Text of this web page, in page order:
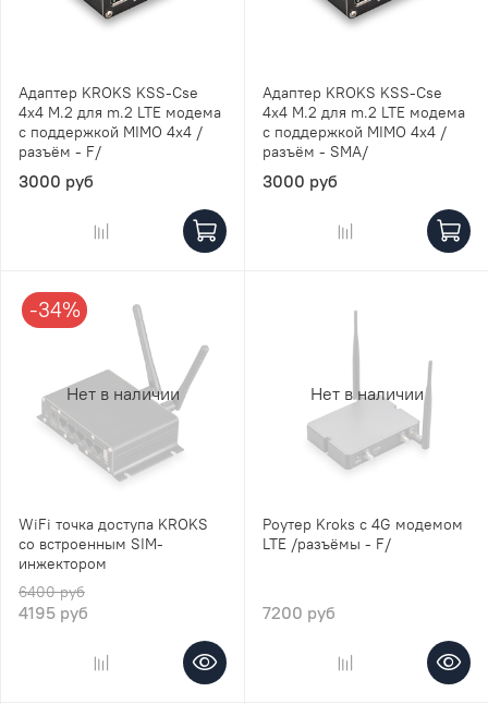
Адаптер KROKS KSS-Cse
4x4 M.2 для m.2 LTE модема
с поддержкой MIMO 4x4 /
разъём - F/
3000 руб
Адаптер KROKS KSS-Cse
4x4 M.2 для m.2 LTE модема
с поддержкой MIMO 4x4 /
разъём - SMA/
3000 руб
Нет в наличии
-34%
WiFi точка доступа KROKS
со встроенным SIM-
инжектором
6400 руб
4195 руб
Нет в наличии
Роутер Kroks с 4G модемом
LTE /разъёмы - F/
7200 руб